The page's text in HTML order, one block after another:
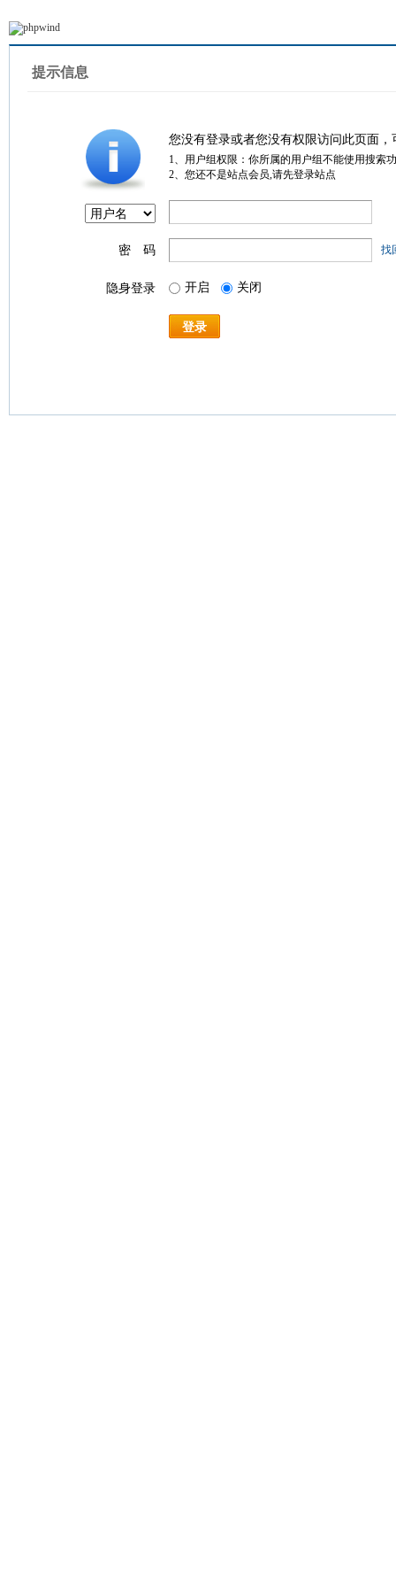
提示信息
您没有登录或者您没有权限访问此页面
1、用户组权限：你所属的用户组不能使用搜索
2、您还不是站点会员,请先登录站点
密 码 找
隐身登录 开启 关闭
登录